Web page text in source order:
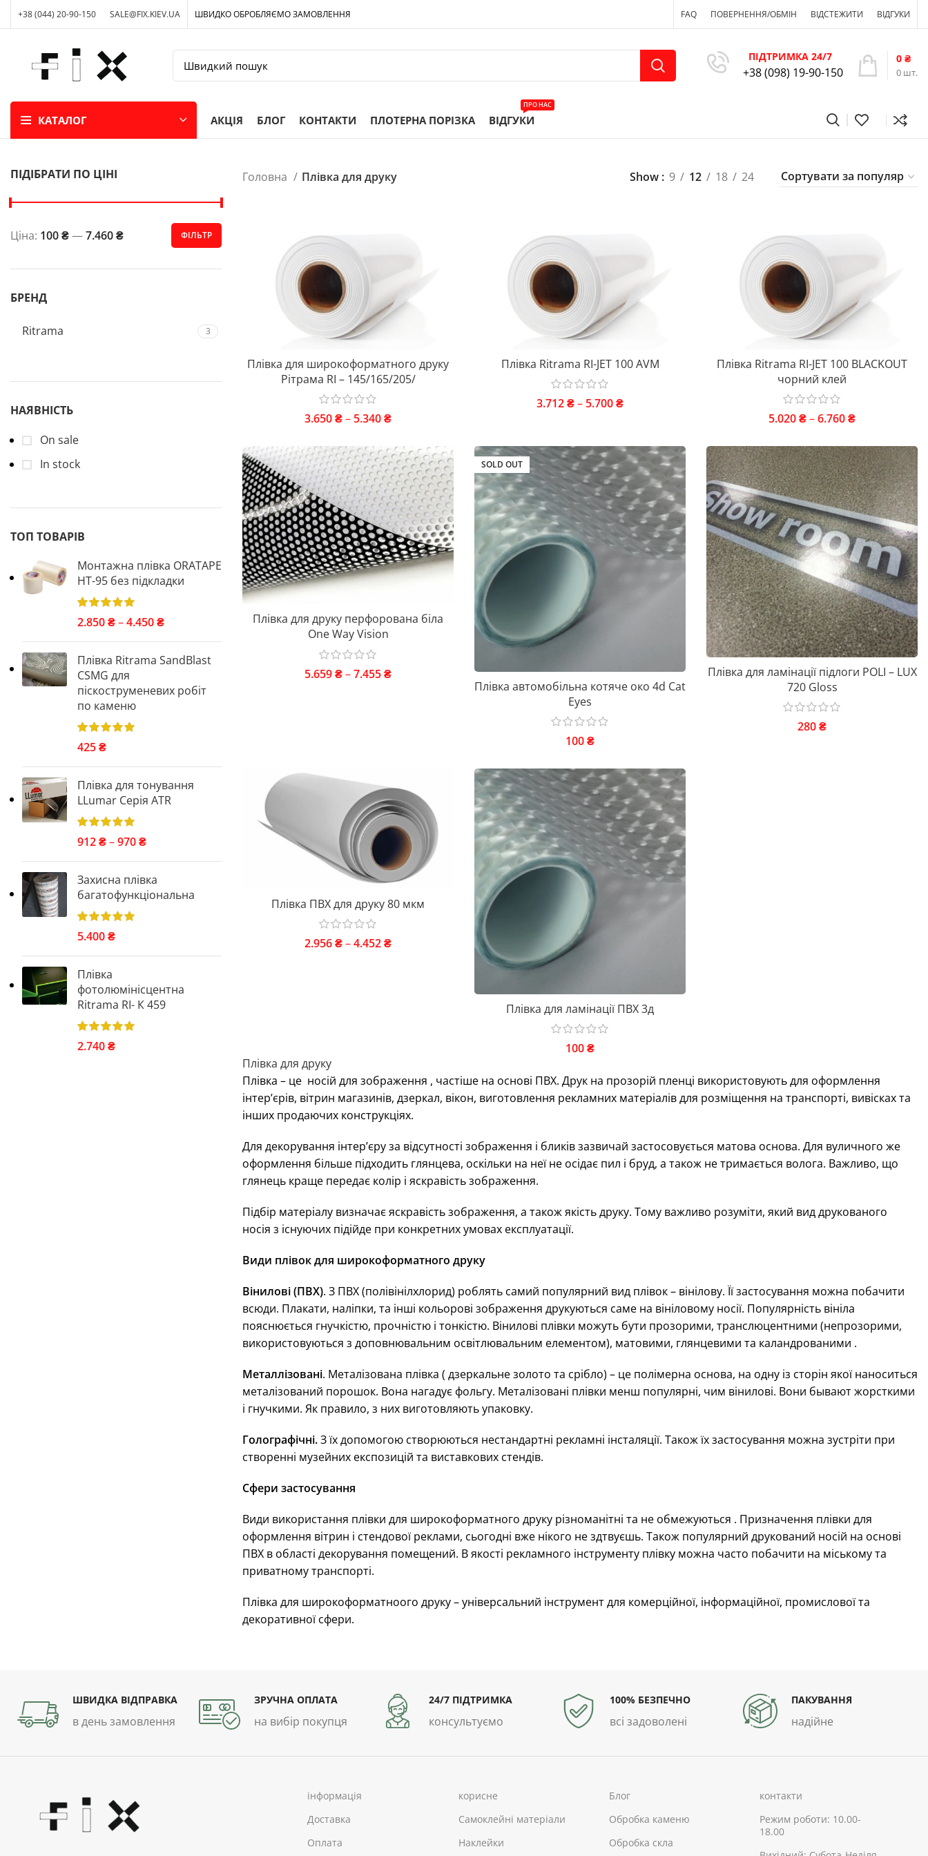
+38 (044) 20-90-150 SALE@FIX.KIEV.UA ШВИДКО ОБРОБЛЯЄМО ЗАМОВЛЕННЯ FAQ ПОВЕРНЕННЯ/ОБМІН ВІДСТЕЖИТИ ВІДГУКИ
ПІДТРИМКА 24/7
+38 (098) 19-90-150 0 шт.
0 ₴
КАТАЛОГ АКЦІЯ БЛОГ КОНТАКТИ ПЛОТЕРНА ПОРІЗКА ВІДГУКИ
ПРО НАС
ПІДІБРАТИ ПО ЦІНІ
ФІЛЬТР
Ціна: 100 ₴—7.460 ₴
БРЕНД
Ritrama 3
НАЯВНІСТЬ
On sale
In stock
ТОП ТОВАРІВ
Монтажна плівка ORATAPE
НТ-95 без підкладки
2.850₴–4.450₴
Плівка Ritrama SandBlast
CSMG для
піскоструменевих робіт
по каменю
425₴
Плівка для тонування
LLumar Серія ATR
912₴–970₴
Захисна плівка
багатофункціональна
5.400₴
Плівка
фотолюмінісцентна
Ritrama RI- К 459
2.740₴
Головна Плівка для друку Show 9 12 18 24
Плівка для широкоформатного друку
Рітрама RI – 145/165/205/
3.650₴– 5.340₴
Плівка Ritrama RI-JET 100 AVM
3.712₴– 5.700₴
Плівка Ritrama RI-JET 100 BLACKOUT
чорний клей
5.020₴–6.760₴
Плівка для друку перфорована біла
One Way Vision
5.659₴–7.455₴
SOLD OUT
Плівка автомобільна котяче око 4d Cat
Eyes
100₴
Плівка для ламінації підлоги POLI – LUX
720 Gloss
280₴
Плівка ПВХ для друку 80 мкм
2.956₴–4.452₴
Плівка для ламінації ПВХ 3д
100₴
Плівка для друку
Плівка – це носій для зображення , частіше на основі ПВХ. Друк на прозорій пленці використовують для оформлення
інтер’єрів, вітрин магазинів, дзеркал, вікон, виготовлення рекламних матеріалів для розміщення на транспорті, вивісках та
інших продаючих конструкціях.
Для декорування інтер’єру за відсутності зображення і бликів зазвичай застосовується матова основа. Для вуличного же
оформлення більше підходить глянцева, оскільки на неї не осідає пил і бруд, а також не тримається волога. Важливо, що
глянець краще передає колір і яскравість зображення.
Підбір матеріалу визначає яскравість зображення, а також якість друку. Тому важливо розуміти, який вид друкованого
носія з існуючих підійде при конкретних умовах експлуатації.
Види плівок для широкоформатного друку
Вінилові (ПВХ). З ПВХ (полівінілхлорид) роблять самий популярний вид плівок – вінілову. Її застосування можна побачити
всюди. Плакати, наліпки, та інші кольорові зображення друкуються саме на вініловому носії. Популярність вініла
пояснюється гнучкістю, прочністю і тонкістю. Вінилові плівки можуть бути прозорими, транслюцентними (непрозорими,
використовуються з доповнювальним освітлювальним елементом), матовими, глянцевими та каландрованими .
Металлізовані. Металізована плівка ( дзеркальне золото та срібло) – це полімерна основа, на одну із сторін якої наноситься
металізований порошок. Вона нагадує фольгу. Металізовані плівки менш популярні, чим вінилові. Вони бывают жорсткими
і гнучкими. Як правило, з них виготовляють упаковку.
Голографічні.З їх допомогою створюються нестандартні рекламні інсталяції. Також їх застосування можна зустріти при
створенні музейних експозицій та виставкових стендів.
Сфери застосування
Види використання плівки для широкоформатного друку різноманітні та не обмежуються . Призначення плівки для
оформлення вітрин і стендової реклами, сьогодні вже нікого не здтвуєшь. Також популярний друкований носій на основі
ПВХ в області декорування помещений. В якості рекламного інструменту плівку можна часто побачити на міському та
приватному транспорті.
Плівка для широкоформатноого друку – універсальний інструмент для комерційної, інформаційної, промислової та
декоративної сфери.
ШВИДКА ВІДПРАВКА
в день замовлення
ЗРУЧНА ОПЛАТА
на вибір покупця
24/7 ПІДТРИМКА
консультуємо
100% БЕЗПЕЧНО
всі задоволені
ПАКУВАННЯ
надійне
інформація
Доставка
Оплата
корисне
Самоклейні матеріали
Наклейки
Блог
Обробка каменю
Обробка скла
контакти
Режим роботи: 10.00-
18.00